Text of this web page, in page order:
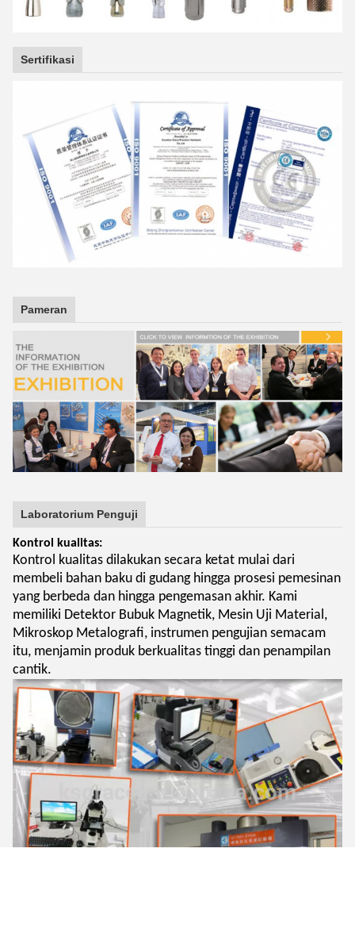
Sertifikasi
Pameran
Laboratorium Penguji
Kontrol kualitas:
Kontrol kualitas dilakukan secara ketat mulai dari
membeli bahan baku di gudang hingga prosesi pemesinan
yang berbeda dan hingga pengemasan akhir. Kami
memiliki Detektor Bubuk Magnetik, Mesin Uji Material,
Mikroskop Metalografi, instrumen pengujian semacam
itu, menjamin produk berkualitas tinggi dan penampilan
cantik.